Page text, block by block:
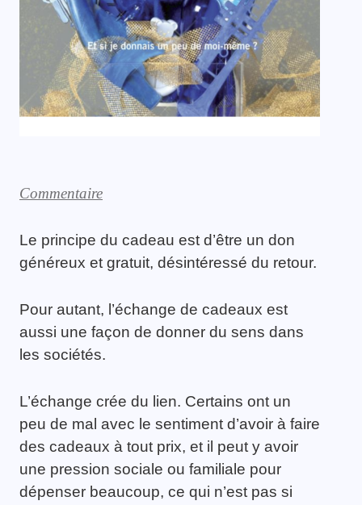
Commentaire
Le principe du cadeau est d’être un don
généreux et gratuit, désintéressé du retour.
Pour autant, l’échange de cadeaux est
aussi une façon de donner du sens dans
les sociétés.
L’échange crée du lien. Certains ont un
peu de mal avec le sentiment d’avoir à faire
des cadeaux à tout prix, et il peut y avoir
une pression sociale ou familiale pour
dépenser beaucoup, ce qui n’est pas si